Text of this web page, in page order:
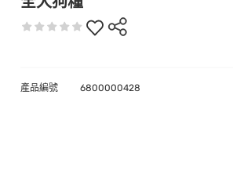
產品編號 6800000428